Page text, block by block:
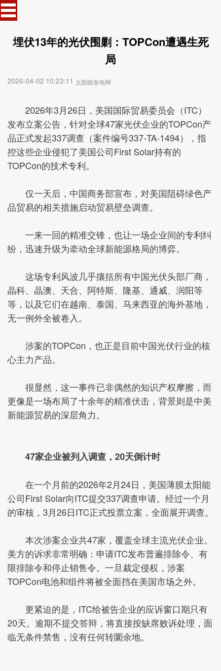
埋伏13年的光伏围剿：TOPCon遭遇生死
局
2026-04-02 10:23:11 太阳能发电网
2026年3月26日，美国国际贸易委员会（ITC）
发布立案公告，针对全球47家光伏企业的TOPCon产
品正式发起337调查（案件编号337-TA-1494），指
控这些企业侵犯了美国公司First Solar持有的
TOPCon的技术专利。
仅一天后，中国商务部宣布，对美国阻碍绿色产
品贸易的相关措施启动贸易壁垒调查。
一来一回的精准交锋，也让一场企业间的专利纠
纷，迅速升级为牵动全球新能源格局的博弈。
这场专利风波几乎攘括所有中国光伏头部厂商，
晶科、晶澳、天合、阿特斯、隆基、通威、润阳等
等，以及它们在越南、泰国、马来西亚的海外基地，
无一例外全被卷入。
涉案的TOPCon，也正是目前中国光伏行业的核
心主力产品。
很显然，这一事件已非偶然的知识产权摩擦，而
更像是一场布局了十余年的精准伏击，背景则是中美
新能源贸易的深层角力。
47家企业被列入调查，20天倒计时
在一个月前的2026年2月24日，美国薄膜太阳能
公司First Solar向ITC提交337调查申请。经过一个月
的审核，3月26日ITC正式投票立案，全面展开调查。
本次涉案企业共47家，覆盖全球主流光伏企业。
美方的诉求非常明确：申请ITC发布普遍排除令、有
限排除令和停止销售令。一旦裁定侵权，涉案
TOPCon电池和组件将被全面挡在美国市场之外。
更紧迫的是，ITC给被告企业的应诉窗口期只有
20天。逾期不提交答辩，将直接按缺席败诉处理，面
临无条件禁售，没有任何转圜余地。